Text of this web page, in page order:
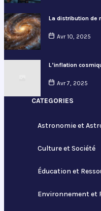
La distribution de
Avr 10, 2025
L’inflation
Avr 7, 2025
CATEGORIES
Astronomie et
Culture et Société
Éducation et
Environnement et